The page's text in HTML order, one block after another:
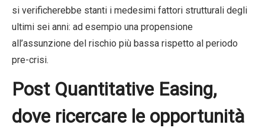
si verificherebbe stanti i medesimi fattori strutturali degli
ultimi sei anni: ad esempio una propensione
all’assunzione del rischio più bassa rispetto al periodo
pre-crisi.
Post Quantitative Easing,
dove ricercare le opportunità